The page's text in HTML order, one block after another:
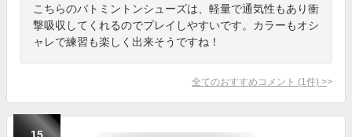
こちらのバトミントンシューズは、軽量で通気性もあり衝
撃吸収してくれるのでプレイしやすいです。カラーもオシ
ャレで練習も楽しく出来そうですね！
全てのおすすめコメント (1 件) >